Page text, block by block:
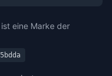
eine Marke der